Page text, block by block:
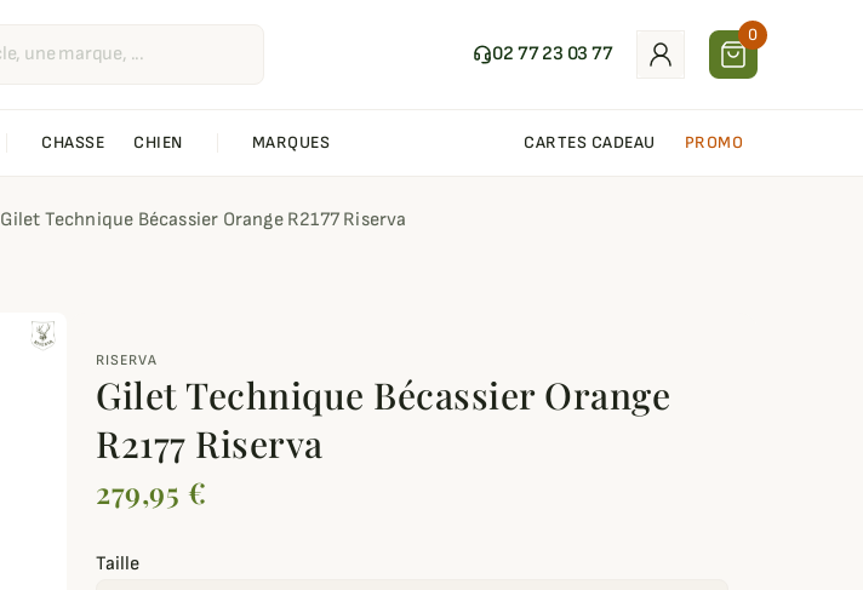
02 77 23 03 77
0
CHASSE CHIEN MARQUES CARTES CADEAU PROMO
Gilet Technique Bécassier Orange R2177 Riserva
RISERVA
Gilet Technique Bécassier Orange
R2177 Riserva
279,95 €
Taille